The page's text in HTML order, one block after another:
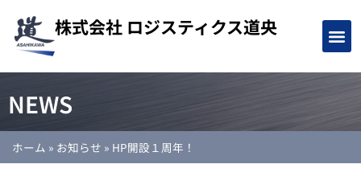
株式会社 ロジスティクス道央
NEWS
ホーム » お知らせ » HP開設１周年！